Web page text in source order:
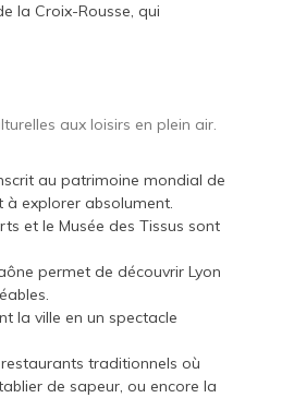
la Croix-Rousse, qui
aux loisirs en plein air.
au patrimoine mondial de
à explorer absolument.
et le Musée des Tissus sont
permet de découvrir Lyon
la ville en un spectacle
traditionnels où
de sapeur, ou encore la